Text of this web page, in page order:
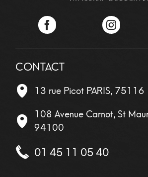
CONTACT
13 rue Picot PARIS, 75116
108 Avenue Carnot, St
94100
01 45 11 05 40